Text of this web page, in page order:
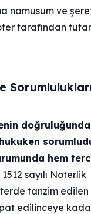
namusum ve
tarafından
hem
1512 sayılı Noterlik
tanzim edilen
edilinceye